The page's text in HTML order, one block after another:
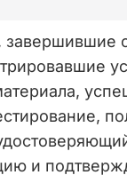
завершившие
и